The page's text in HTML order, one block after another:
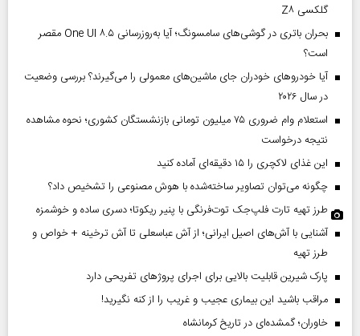
گلکسی Z۸
بحران باتری در گوشی‌های سامسونگ؛ آیا به‌روزرسانی One UI ۸.۵ مقصر
است؟
آیا خودروهای خودران جای ماشین‌های معمولی را می‌گیرند؟ بررسی وضعیت
در سال ۲۰۲۶
استعلام وام ضروری ۷۵ میلیون تومانی بازنشستگان کشوری؛ نحوه مشاهده
نتیجه درخواست
این غذای لاکچری را ۱۵ دقیقه‌ای آماده کنید
چگونه می‌توان تصاویر ساخته‌شده با هوش مصنوعی را تشخیص داد؟
طرز تهیه تارت فلپ‌جک توت‌فرنگی با پنیر ریکوتا؛ دسری ساده و خوشمزه
آشنایی با آش‌های اصیل ایرانی؛ از آش عباسعلی تا آش ترخینه + خواص و
طرز تهیه
پارک شیرین قابلیت‌ بالایی برای اجرای پروژهای تفریحی دارد
مراقب باشید این بیماری عجیب و غریب را از کنه نگیرید!
خاوران؛ گمشده‌ای در تاریخ کرمانشاه